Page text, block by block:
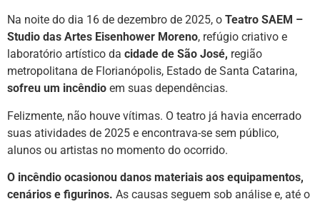
Na noite do dia 16 de dezembro de 2025, o Teatro SAEM –
Studio das Artes Eisenhower Moreno, refúgio criativo e
laboratório artístico da cidade de São José, região
metropolitana de Florianópolis, Estado de Santa Catarina,
sofreu um incêndio em suas dependências.
Felizmente, não houve vítimas. O teatro já havia encerrado
suas atividades de 2025 e encontrava-se sem público,
alunos ou artistas no momento do ocorrido.
O incêndio ocasionou danos materiais aos equipamentos,
cenários e figurinos. As causas seguem sob análise e, até o